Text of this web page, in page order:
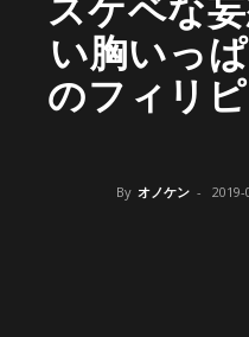
スケベな
い胸いっ
のフィリ
By オノケン - 2019-